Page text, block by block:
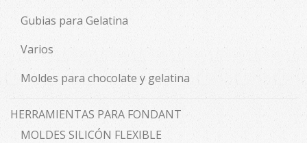
Gubias para Gelatina
Varios
Moldes para chocolate y gelatina
HERRAMIENTAS PARA FONDANT
MOLDES SILICÓN FLEXIBLE